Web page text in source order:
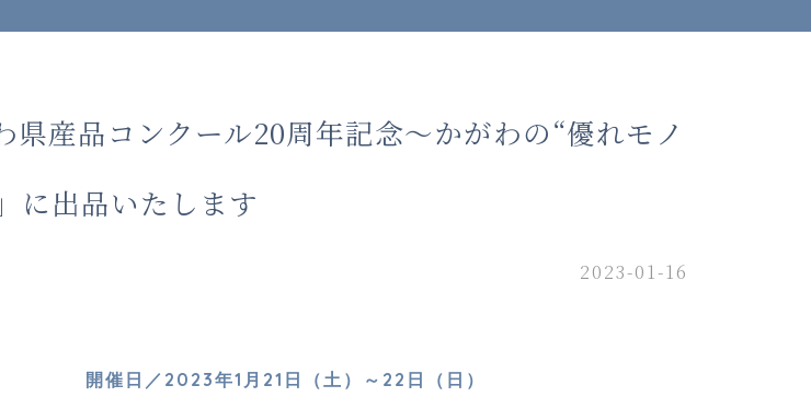
産品コンクール20周年記念～かがわの“優れモノ
に出品いたします
2023-01-16
開催日／2023年1月21日（土）～22日（日）